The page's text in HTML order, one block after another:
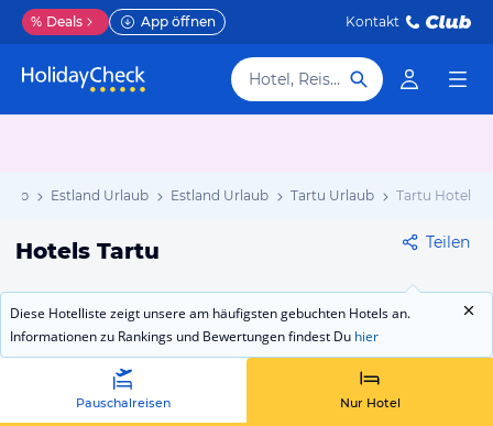
% Deals App öffnen Kontakt
Hotel, Reiseziel
Estland Urlaub Estland Urlaub Tartu Urlaub Tartu Hotels
Hotels Tartu Teilen
Diese Hotelliste zeigt unsere am häufigsten gebuchten Hotels an.
Informationen zu Rankings und Bewertungen findest Du hier
Pauschalreisen Nur Hotel